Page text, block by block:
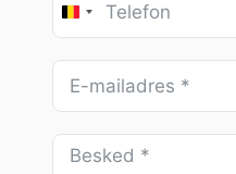
Belgium
+32